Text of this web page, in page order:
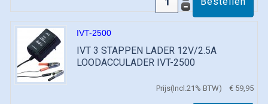
IVT-2500
IVT 3 STAPPEN LADER 12V/2.5A
LOODACCULADER IVT-2500
Prijs(Incl.21% BTW) € 59,95